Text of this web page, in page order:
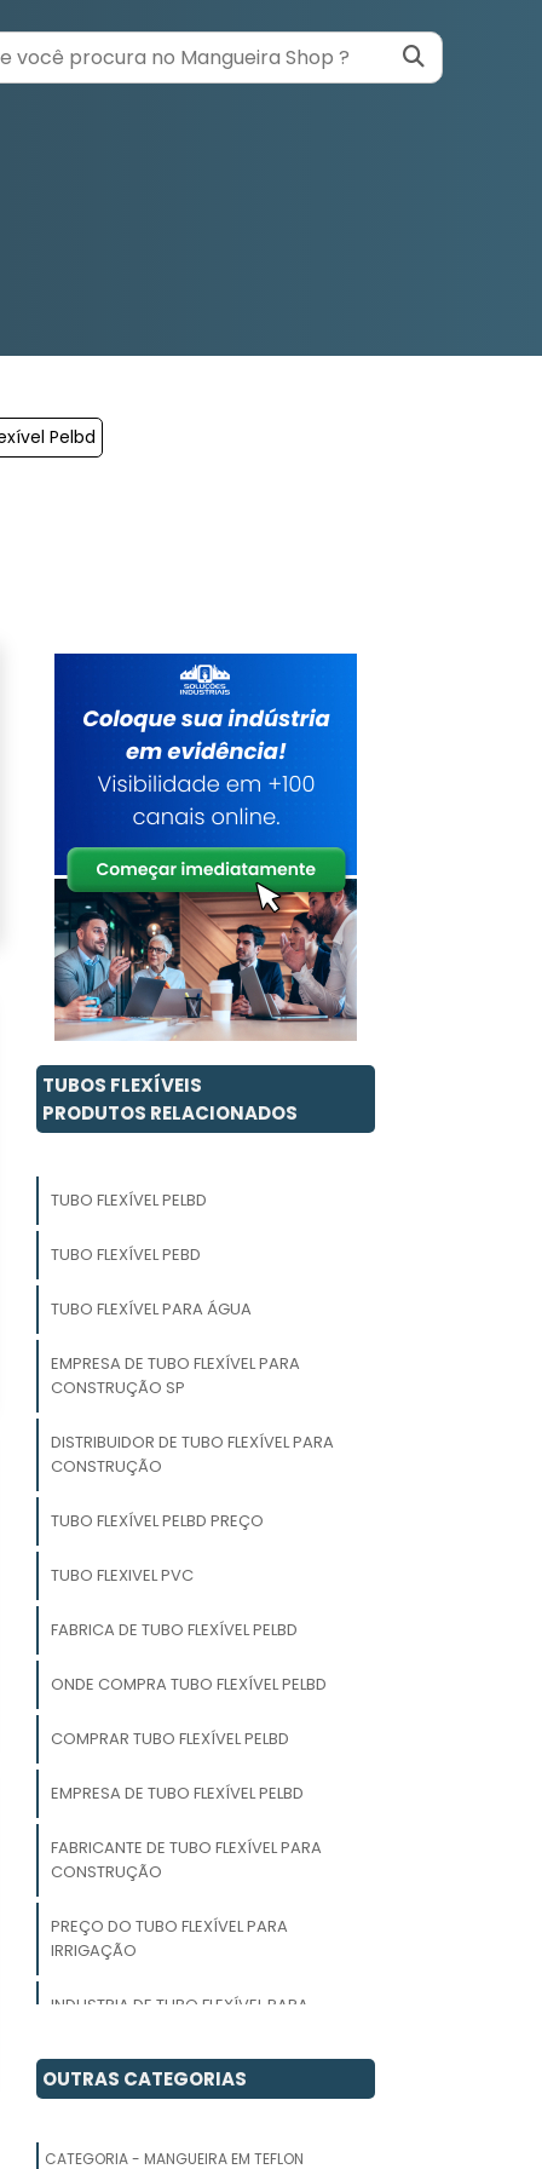
Pelbd
TUBOS FLEXÍVEIS
PRODUTOS RELACIONADOS
TUBO FLEXÍVEL PELBD
TUBO FLEXÍVEL PEBD
TUBO FLEXÍVEL PARA ÁGUA
EMPRESA DE TUBO FLEXÍVEL PARA
CONSTRUÇÃO SP
DISTRIBUIDOR DE TUBO FLEXÍVEL PARA
CONSTRUÇÃO
TUBO FLEXÍVEL PELBD PREÇO
TUBO FLEXIVEL PVC
FABRICA DE TUBO FLEXÍVEL PELBD
ONDE COMPRA TUBO FLEXÍVEL PELBD
COMPRAR TUBO FLEXÍVEL PELBD
EMPRESA DE TUBO FLEXÍVEL PELBD
FABRICANTE DE TUBO FLEXÍVEL PARA
CONSTRUÇÃO
PREÇO DO TUBO FLEXÍVEL PARA
IRRIGAÇÃO
INDUSTRIA DE TUBO FLEXÍVEL PARA
TUBO FLEXÍVEL CORRUGADO PREÇO
OUTRAS CATEGORIAS
CATEGORIA - MANGUEIRA EM TEFLON